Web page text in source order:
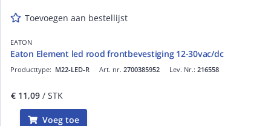
Toevoegen aan bestellijst
EATON
Eaton Element led rood frontbevestiging 12-30vac/dc
Art. nr. 2700385952
Producttype: M22-LED-R Lev. Nr.: 216558
€ 11,09 / STK
Voeg toe